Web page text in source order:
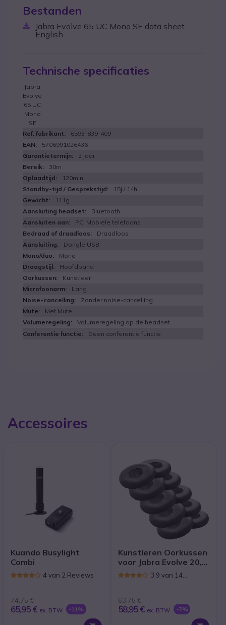
Bestanden
Jabra Evolve 65 UC Mono SE data sheet
English
Technische specificaties
Jabra
Evolve
65 UC
Mono
SE
6593-839-409
5706991026436
2 jaar
30m
120min
15j / 14h
111g
Bluetooth
PC, Mobiele telefoons
Draadloos
Dongle USB
Mono
Hoofdband
Kunstleer
Lang
Zonder noise-cancelling
Met Mute
Volumeregeling op de headset
Geen conferentie functie
Accessoires
Kuando Busylight
Combi
4 van 2 Reviews
74,75 €
65,95 € ex. BTW -11%
Kunstleren Oorkussen
voor Jabra Evolve 20,
30, 40, 65 (Pak van 10)
3.9 van 14
63,75 €
58,95 € ex. BTW -7%